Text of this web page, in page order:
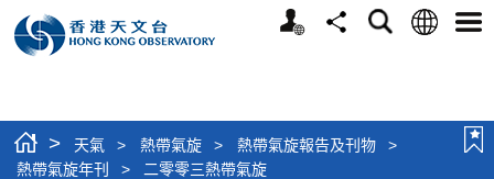
個
分
搜
語
選
> 天氣 > 熱帶氣旋 > 熱帶氣旋報告及刊物
>
熱帶氣旋年刊
> 二零零三熱帶氣旋